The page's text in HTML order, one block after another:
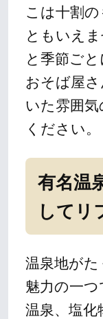
こは十割
ともいえ
と季節ご
おそば屋
いた雰囲
ください。
有名温
してリ
温泉地が
魅力の一
温泉、塩化